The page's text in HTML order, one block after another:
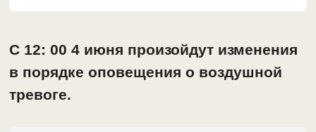
С 12: 00 4 июня произойдут изменения
в порядке оповещения о воздушной
тревоге.